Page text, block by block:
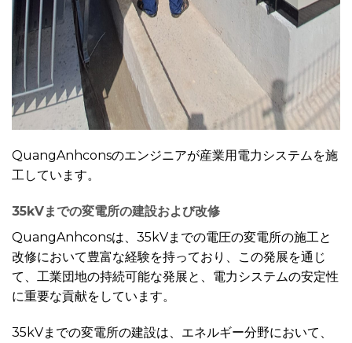
QuangAnhconsのエンジニアが産業用電力システムを施
工しています。
35kVまでの変電所の建設および改修
QuangAnhconsは、35kVまでの電圧の変電所の施工と
改修において豊富な経験を持っており、この発展を通じ
て、工業団地の持続可能な発展と、電力システムの安定性
に重要な貢献をしています。
35kVまでの変電所の建設は、エネルギー分野において、